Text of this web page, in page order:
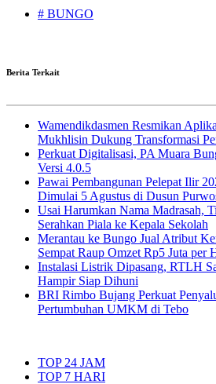
# BUNGO
Berita Terkait
Wamendikdasmen Resmikan
Mukhlisin Dukung Transformasi
Perkuat Digitalisasi, PA Muara
Versi 4.0.5
Pawai Pembangunan Pelepat Ilir
Dimulai 5 Agustus di Dusun
Usai Harumkan Nama Madrasah,
Serahkan Piala ke Kepala Sekolah
Merantau ke Bungo Jual Atribut
Sempat Raup Omzet Rp5 Juta per
Instalasi Listrik Dipasang, RTLH
Hampir Siap Dihuni
BRI Rimbo Bujang Perkuat
Pertumbuhan UMKM di Tebo
TOP 24 JAM
TOP 7 HARI